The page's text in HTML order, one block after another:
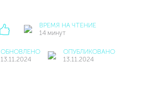
ВРЕМЯ НА ЧТЕНИЕ
14 минут
ОБНОВЛЕНО
13.11.2024
ОПУБЛИКОВАНО
13.11.2024